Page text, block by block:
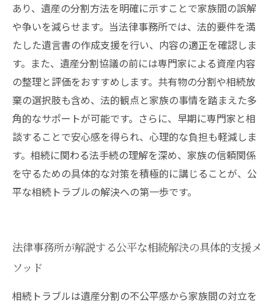
あり、遺産の分割方法を明確に示すことで家族間の誤解
や争いを減らせます。当法律事務所では、法的要件を満
たした遺言書の作成支援を行い、内容の適正を確認しま
す。また、遺産分割協議の前には専門家による資産内容
の整理と評価をおすすめします。共有物の分割や相続放
棄の選択肢も含め、法的観点と家族の事情を踏まえた多
角的なサポートが可能です。さらに、早期に専門家と相
談することで安心感を得られ、心理的な負担も軽減しま
す。相続に関わる法手続の理解を深め、家族の信頼関係
を守るための具体的な対策を積極的に講じることが、公
平な相続トラブルの解決への第一歩です。
法律事務所が解説する公平な相続解決の具体的支援メ
ソッド
相続トラブルは遺産分割の不公平感から家族間の対立を